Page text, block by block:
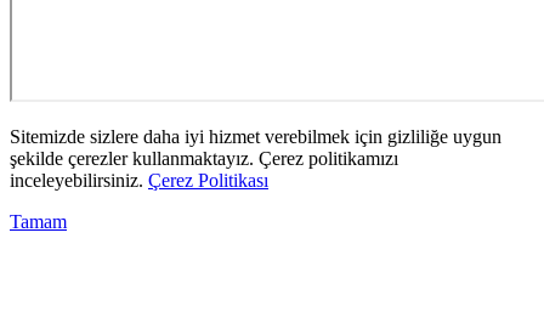
Sitemizde sizlere daha iyi hizmet verebilmek için gizliliğe uygun
şekilde çerezler kullanmaktayız. Çerez politikamızı
inceleyebilirsiniz. Çerez Politikası
Tamam